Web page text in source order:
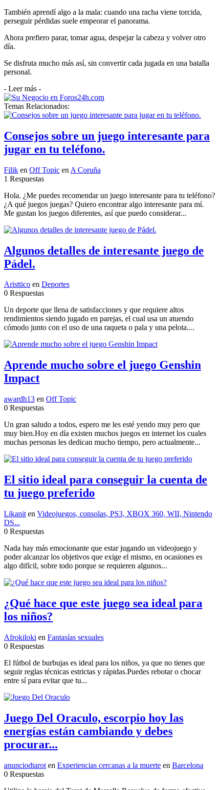
También aprendí algo a la mala: cuando una racha viene torcida,
perseguir pérdidas suele empeorar el panorama.
Ahora prefiero parar, tomar agua, despejar la cabeza y volver otro
día.
Se disfruta mucho más así, sin convertir cada jugada en una batalla
personal.
- Leer más -
Temas Relacionados:
Consejos sobre un juego interesante para
jugar en tu teléfono.
Filik en Off Topic en A Coruña
1 Respuestas
Hola. ¿Me puedes recomendar un juego interesante para tu teléfono?
¿A qué juegos juegas? Quiero encontrar algo interesante para mí.
Me gustan los juegos diferentes, así que puedo considerar...
Algunos detalles de interesante juego de
Pádel.
Aristtico en Deportes
0 Respuestas
Un deporte que llena de satisfacciones y que requiere altos
rendimientos siendo jugado en parejas, el cual usa un atuendo
cómodo junto con el uso de una raqueta o pala y una pelota....
Aprende mucho sobre el juego Genshin
Impact
awardh13 en Off Topic
0 Respuestas
Un gran saludo a todos, espero me les esté yendo muy pero que
muy bien.Hoy en día existen muchos juegos en internet los cuales
muchas personas les dedican mucho tiempo, pero actualmente...
El sitio ideal para conseguir la cuenta de
tu juego preferido
Likanit en Videojuegos, consolas, PS3, XBOX 360, WII, Nintendo
DS...
0 Respuestas
Nada hay más emocionante que estar jugando un videojuego y
poder alcanzar los objetivos que exige el mismo, en ocasiones es
algo difícil, sobre todo porque se requieren algunos...
¿Qué hace que este juego sea ideal para
los niños?
Afrokiloki en Fantasías sexuales
0 Respuestas
El fútbol de burbujas es ideal para los niños, ya que no tienes que
seguir reglas técnicas estrictas y rápidas.Puedes rebotar o chocar
entre sí para evitar que tu...
Juego Del Oraculo, escorpio hoy las
energías están cambiando y debes
procurar...
anunciodtarot en Experiencias cercanas a la muerte en Barcelona
0 Respuestas